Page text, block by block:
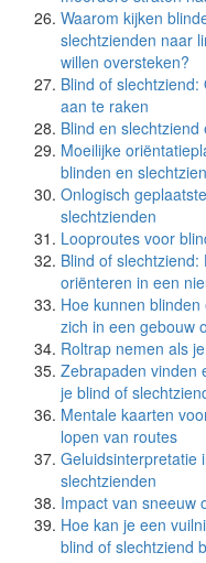
Waarom kijken
slechtzienden naar
willen oversteken?
Blind of
aan te raken
Blind en
Moeilijke
blinden en
Onlogisch
slechtzienden
Looproutes voor
Blind of slechtziend:
oriënteren in een
Hoe kunnen
zich in een gebouw
Roltrap nemen als
Zebrapaden vinden
je blind of
Mentale kaarten
lopen van routes
Geluidsinterpretatie
slechtzienden
Impact van sneeuw
Hoe kan je een
blind of slechtziend